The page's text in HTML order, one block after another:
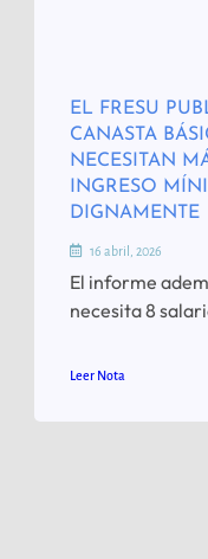
EL FRESU
CANASTA
NECESITAN
INGRESO
DIGNAMENTE
16 abril, 2026
El informe
necesita 8
Leer Nota